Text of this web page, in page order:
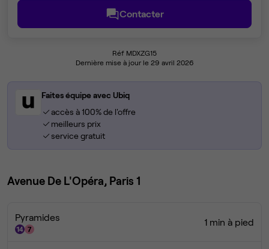
Contacter
Réf MDXZG15
Dernière mise à jour le 29 avril 2026
Faites équipe avec Ubiq
accès à 100% de l'offre
meilleurs prix
service gratuit
Avenue De L'Opéra, Paris 1
Pyramides 1 min à pied